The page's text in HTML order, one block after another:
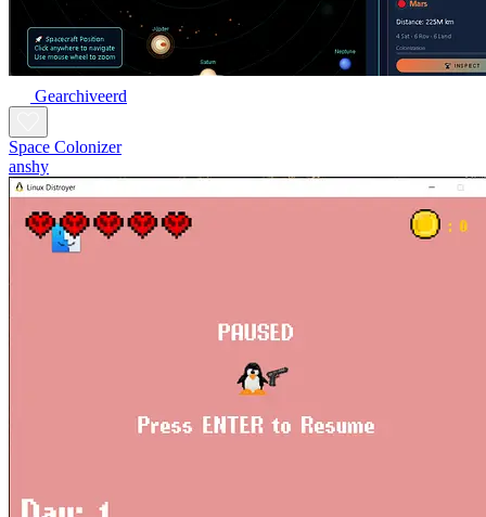
Gearchiveerd
Space Colonizer
anshy